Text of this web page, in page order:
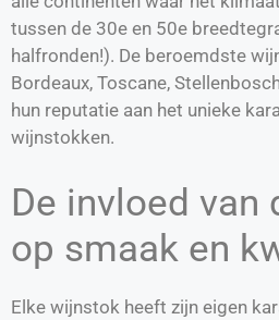
tussen de 30e en 50e
halfronden!). De beroemdste
Bordeaux, Toscane,
hun reputatie aan het unieke
wijnstokken.
De invloed van
op smaak en
Elke wijnstok heeft zijn eigen